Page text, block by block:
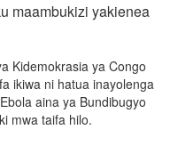
maambukizi yakienea
Kidemokrasia ya Congo
ikiwa ni hatua inayolenga
aina ya Bundibugyo
mwa taifa hilo.